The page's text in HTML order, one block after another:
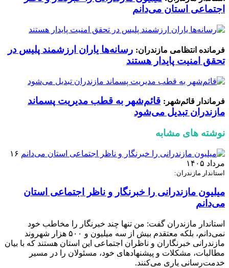
اجتماعی استان می‌دانم
فرمانده انتظامی مازندران: رسانه‌ها یاران ارزشمند پلیس در
تحقق امنیت پایدار هستند
فرماندار قائم‌شهر: قائم‌شهر به قطب مدیریت پسماند
مازندران تبدیل می‌شود
نوشته های مشابه
۱۶
مرداد ۱۴۰۵
استاندار مازندران:
میلیون مازندرانی را خبرنگار و ناظر اجتماعی استان
می‌دانم
استاندار مازندران گفت: من تنها چند خبرنگار را مخاطب خود
نمی‌دانم، بلکه معتقدم بیش از سه میلیون و ۵۰۰ هزار شهروند
مازندرانی خبرنگاران و ناظران اجتماعی این استان هستند که با بیان
مطالبات، مشکلات و پیشنهادهای خود، مسئولان را در مسیر
خدمت‌رسانی یاری می‌کنند.